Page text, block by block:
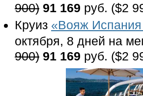
900) 91 169 руб. ($2
Круиз «Вояж Испания
октября, 8 дней на
900) 91 169 руб. ($2